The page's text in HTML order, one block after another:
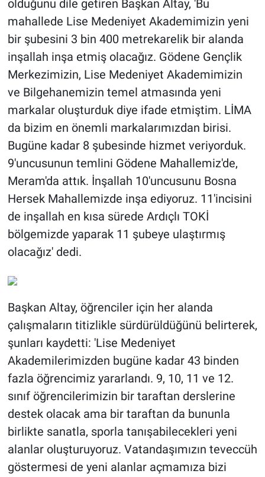
olduğunu dile getiren Başkan Altay, 'Bu
mahallede Lise Medeniyet Akademimizin yeni
bir şubesini 3 bin 400 metrekarelik bir alanda
inşallah inşa etmiş olacağız. Gödene Gençlik
Merkezimizin, Lise Medeniyet Akademimizin
ve Bilgehanemizin temel atmasında yeni
markalar oluşturduk diye ifade etmiştim. LİMA
da bizim en önemli markalarımızdan birisi.
Bugüne kadar 8 şubesinde hizmet veriyorduk.
9'uncusunun temlini Gödene Mahallemiz'de,
Meram'da attık. İnşallah 10'uncusunu Bosna
Hersek Mahallemizde inşa ediyoruz. 11'incisini
de inşallah en kısa sürede Ardıçlı TOKİ
bölgemizde yaparak 11 şubeye ulaştırmış
olacağız' dedi.
Başkan Altay, öğrenciler için her alanda
çalışmaların titizlikle sürdürüldüğünü belirterek,
şunları kaydetti: 'Lise Medeniyet
Akademilerimizden bugüne kadar 43 binden
fazla öğrencimiz yararlandı. 9, 10, 11 ve 12.
sınıf öğrencilerimizin bir taraftan derslerine
destek olacak ama bir taraftan da bununla
birlikte sanatla, sporla tanışabilecekleri yeni
alanlar oluşturuyoruz. Vatandaşımızın teveccüh
göstermesi de yeni alanlar açmamıza bizi